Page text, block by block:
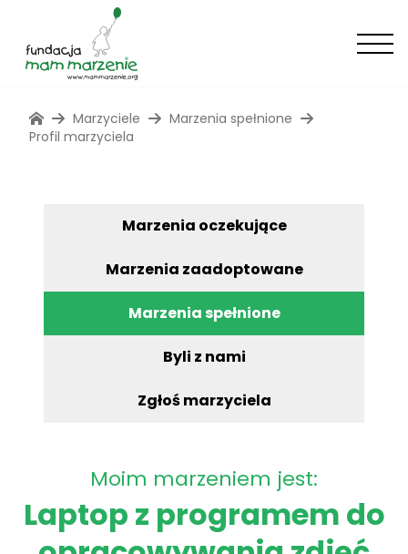
Marzyciele
Marzenia spełnione
Profil marzyciela
Marzenia oczekujące
Marzenia zaadoptowane
Marzenia spełnione
Byli z nami
Zgłoś marzyciela
Moim marzeniem jest:
Laptop z programem do